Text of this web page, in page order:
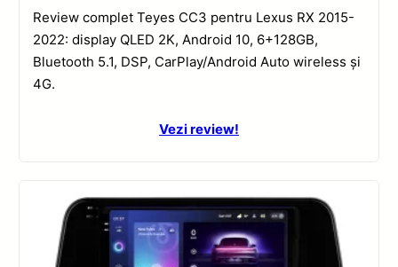
Review complet Teyes CC3 pentru Lexus RX 2015-
2022: display QLED 2K, Android 10, 6+128GB,
Bluetooth 5.1, DSP, CarPlay/Android Auto wireless și
4G.
Vezi review!